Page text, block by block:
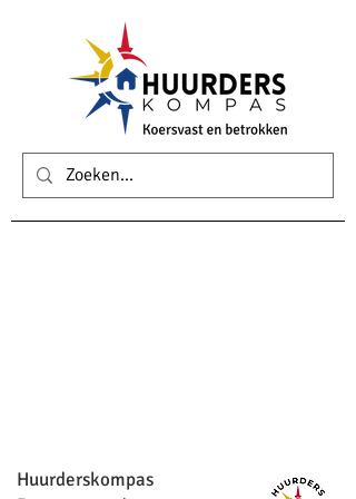
Huurderskompas